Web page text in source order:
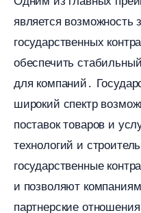
является возможность
осударственных
обеспечить
для компаний․
широкий спектр
поставок товаров и
технологий и
осударственные
и позволяют
партнерские